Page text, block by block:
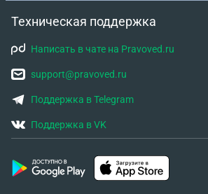
Техническая поддержка
Написать в чате на Pravoved.ru
support@pravoved.ru
Поддержка в Telegram
Поддержка в VK